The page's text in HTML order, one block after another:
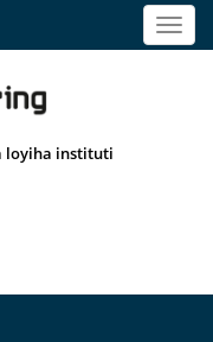
loyiha instituti